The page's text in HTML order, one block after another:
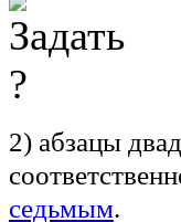
2) абзацы
седьмым.